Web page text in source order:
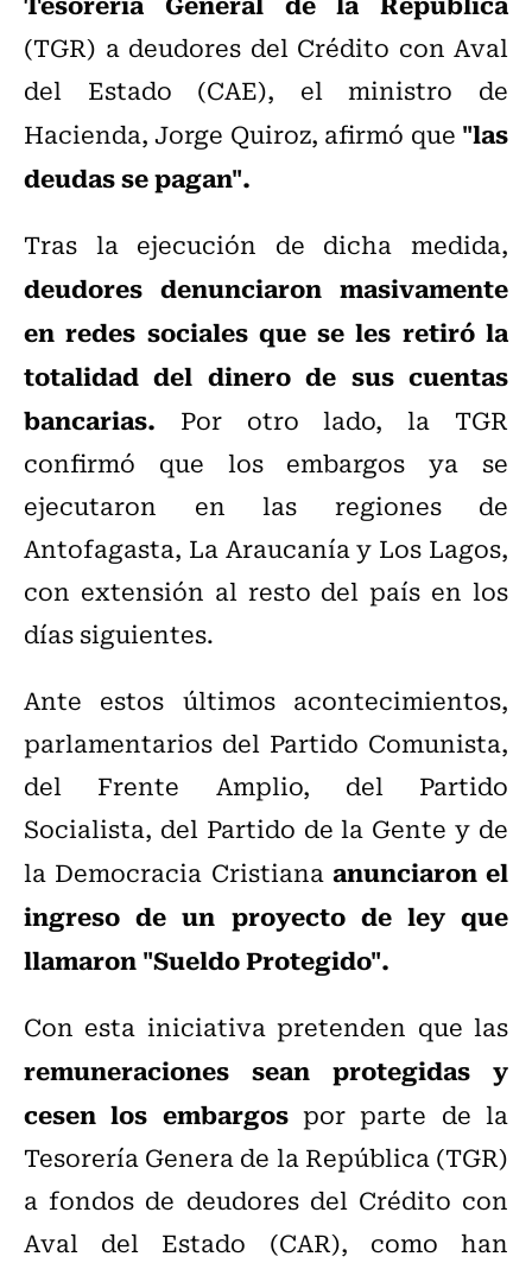
(TGR) a deudores del Crédito con Aval
del Estado (CAE), el ministro de
Hacienda, Jorge Quiroz, afirmó que "las
deudas se pagan".
Tras la ejecución de dicha medida,
deudores denunciaron masivamente
en redes sociales que se les retiró la
totalidad del dinero de sus cuentas
bancarias. Por otro lado, la TGR
confirmó que los embargos ya se
ejecutaron en las regiones de
Antofagasta, La Araucanía y Los Lagos,
con extensión al resto del país en los
días siguientes.
Ante estos últimos acontecimientos,
parlamentarios del Partido Comunista,
del Frente Amplio, del Partido
Socialista, del Partido de la Gente y de
la Democracia Cristiana anunciaron el
ingreso de un proyecto de ley que
llamaron "Sueldo Protegido".
Con esta iniciativa pretenden que las
remuneraciones sean protegidas y
cesen los embargospor parte de la
Tesorería Genera de la República (TGR)
a fondos de deudores del Crédito con
Aval del Estado (CAR), como han